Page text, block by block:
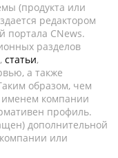
(продукта или
редактором
портала CNews.
разделов
статьи,
а также
образом, чем
именем компании
профиль.
дополнительной
или